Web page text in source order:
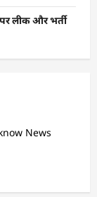
लीक और भर्ती
News